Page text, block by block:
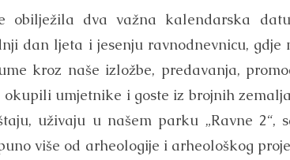
obilježila dva važna kalendarska
dan ljeta i jesenju ravnodnevnicu,
kroz naše izložbe, predavanja,
umjetnike i goste iz brojnih
uživaju u našem parku „Ravne 2“,
više od arheologije i arheološkog